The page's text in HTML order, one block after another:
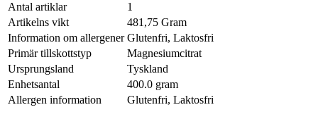
Antal artiklar
1
Artikelns vikt
481,75 Gram
Information om allergener Glutenfri, Laktosfri
Primär tillskottstyp
Magnesiumcitrat
Ursprungsland
Tyskland
Enhetsantal
400.0 gram
Allergen information
Glutenfri, Laktosfri